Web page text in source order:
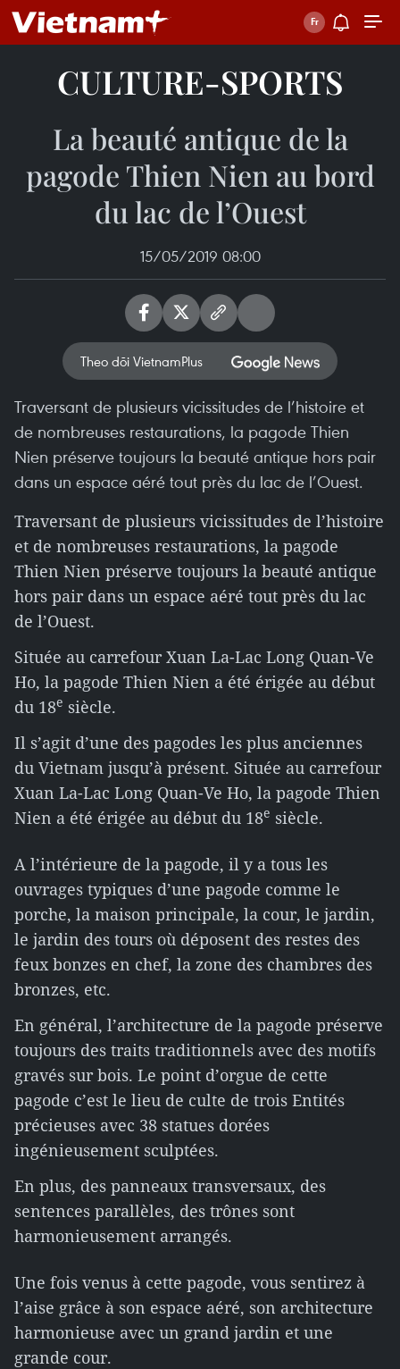
CULTURE-SPORTS
La beauté antique de la
pagode Thien Nien au bord
du lac de l’Ouest
15/05/2019 08:00
Theo dõi VietnamPlus
Traversant de plusieurs vicissitudes de l’histoire et
de nombreuses restaurations, la pagode Thien
Nien préserve toujours la beauté antique hors pair
dans un espace aéré tout près du lac de l’Ouest.
Traversant de plusieurs vicissitudes de l’histoire
et de nombreuses restaurations, la pagode
Thien Nien préserve toujours la beauté antique
hors pair dans un espace aéré tout près du lac
de l’Ouest.
Située au carrefour Xuan La-Lac Long Quan-Ve
Ho, la pagode Thien Nien a été érigée au début
du 18e siècle.
Il s’agit d’une des pagodes les plus anciennes
du Vietnam jusqu’à présent. Située au carrefour
Xuan La-Lac Long Quan-Ve Ho, la pagode Thien
Nien a été érigée au début du 18e siècle.
A l’intérieure de la pagode, il y a tous les
ouvrages typiques d’une pagode comme le
porche, la maison principale, la cour, le jardin,
le jardin des tours où déposent des restes des
feux bonzes en chef, la zone des chambres des
bronzes, etc.
En général, l’architecture de la pagode préserve
toujours des traits traditionnels avec des motifs
gravés sur bois. Le point d’orgue de cette
pagode c’est le lieu de culte de trois Entités
précieuses avec 38 statues dorées
ingénieusement sculptées.
En plus, des panneaux transversaux, des
sentences parallèles, des trônes sont
harmonieusement arrangés.
Une fois venus à cette pagode, vous sentirez à
l’aise grâce à son espace aéré, son architecture
harmonieuse avec un grand jardin et une
grande cour.